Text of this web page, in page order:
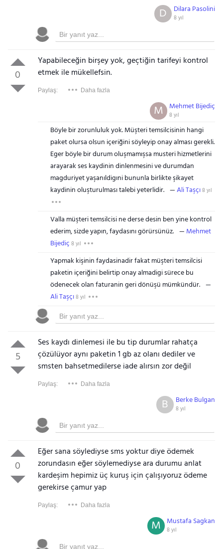
Dilara Pasolini
8 yıl
D
0
Yapabileceğin birşey yok, geçtiğin tarifeyi kontrol
etmek ile mükellefsin.
Paylaş: Daha fazla
Mehmet Bijediç
8 yıl
M
Böyle bir zorunluluk yok. Müşteri temsilcisinin hangi
paket olursa olsun içeriğini söyleyip onay alması gerekli.
Eger böyle bir durum oluşmamışsa musteri hizmetlerini
arayarak ses kaydinin dinlenmesini ve durumdan
magduriyet yaşanıldigıni bununla birlikte şikayet
kaydinin oluşturulması talebi yeterlidir.
Ali Taşçı8 yıl
Valla müşteri temsilcisi ne derse desin ben yine kontrol
ederim, sizde yapın, faydasını görürsünüz.
Mehmet
Bijediç 8 yıl
Yapmak kişinin faydasinadir fakat müşteri temsilcisi
paketin içeriğini belirtip onay almadigi sürece bu
ödenecek olan faturanin geri dönüşü mümkündür.
Ali Taşçı8 yıl
5
Ses kaydı dinlemesi ile bu tip durumlar rahatça
çözülüyor aynı paketin 1 gb az olanı dediler ve
smsten bahsetmedilerse iade alırsın zor değil
Paylaş: Daha fazla
Berke Bulgan
8 yıl
B
0
Eğer sana söylediyse sms yoktur diye ödemek
zorundasın eğer söylemediyse ara durumu anlat
kardeşim hepimiz üç kuruş için çalışıyoruz ödeme
gerekirse çamur yap
Paylaş: Daha fazla
Mustafa Sagkan
8 yıl
M